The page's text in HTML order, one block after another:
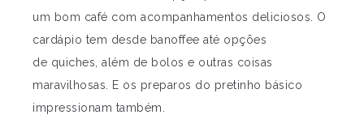
um bom café com acompanhamentos deliciosos. O
cardápio tem desde banoffee até opções
de quiches, além de bolos e outras coisas
maravilhosas. E os preparos do pretinho básico
impressionam também.